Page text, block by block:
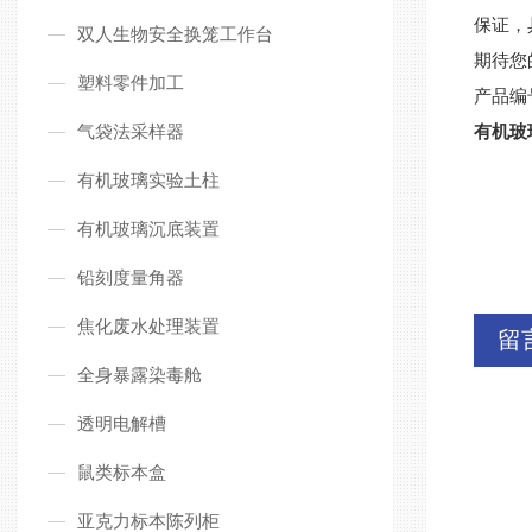
双人生物安全换笼工作台
塑料零件加工
气袋法采样器
有机玻璃实验土柱
有机玻璃沉底装置
铅刻度量角器
焦化废水处理装置
全身暴露染毒舱
透明电解槽
鼠类标本盒
亚克力标本陈列柜
保证，
期待您
产品编
有机玻
留